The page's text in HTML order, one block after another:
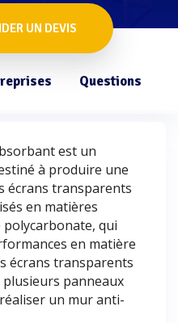
UN DEVIS
Questions
est un
à produire une
écrans transparents
en matières
qui
en matière
écrans transparents
panneaux
un mur anti-